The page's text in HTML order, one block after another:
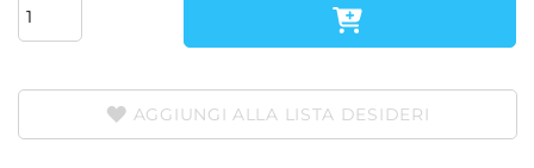
AGGIUNGI ALLA LISTA DESIDERI